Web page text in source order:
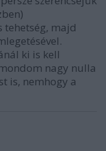
tehetség, majd
ki is kell
nagy nulla
is, nemhogy a